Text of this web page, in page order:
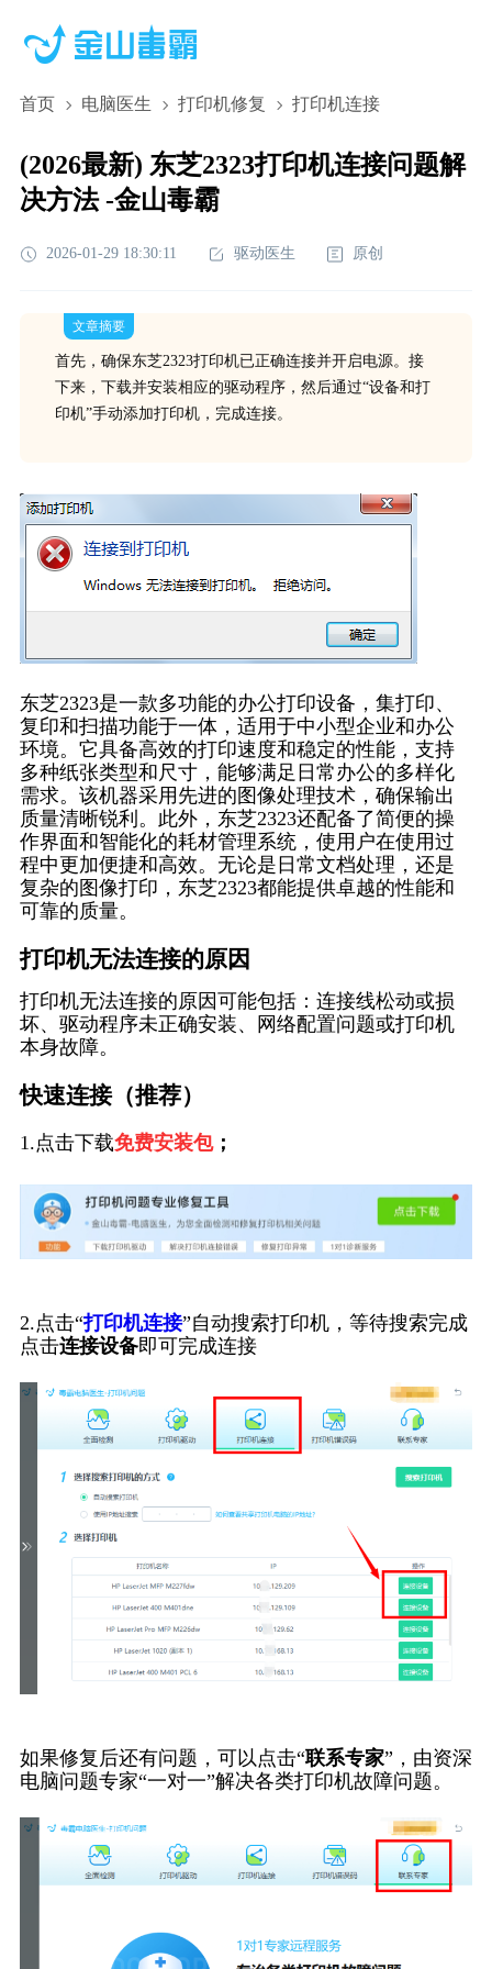
首页 电脑医生 打印机修复 打印机连接
(2026最新) 东芝2323打印机连接问题解
决方法 -金山毒霸
2026-01-29 18:30:11 驱动医生 原创
文章摘要
首先，确保东芝2323打印机已正确连接并开启电源。接
下来，下载并安装相应的驱动程序，然后通过“设备和打
印机”手动添加打印机，完成连接。
东芝2323是一款多功能的办公打印设备，集打印、
复印和扫描功能于一体，适用于中小型企业和办公
环境。它具备高效的打印速度和稳定的性能，支持
多种纸张类型和尺寸，能够满足日常办公的多样化
需求。该机器采用先进的图像处理技术，确保输出
质量清晰锐利。此外，东芝2323还配备了简便的操
作界面和智能化的耗材管理系统，使用户在使用过
程中更加便捷和高效。无论是日常文档处理，还是
复杂的图像打印，东芝2323都能提供卓越的性能和
可靠的质量。
打印机无法连接的原因
打印机无法连接的原因可能包括：连接线松动或损
坏、驱动程序未正确安装、网络配置问题或打印机
本身故障。
快速连接（推荐）
1.点击下载免费安装包；
2.点击“打印机连接”自动搜索打印机，等待搜索完成
点击连接设备即可完成连接
如果修复后还有问题，可以点击“联系专家”，由资深
电脑问题专家“一对一”解决各类打印机故障问题。